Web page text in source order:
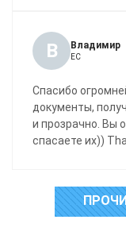
В Владимир
ЕС
Спасибо
документы,
и прозрачно. Вы
спасаете их))